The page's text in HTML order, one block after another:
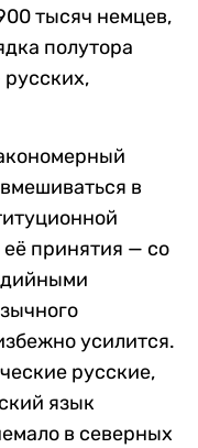
тысяч немцев,
полутора
в
принятия — со
усилится.
русские,
язык
в северных